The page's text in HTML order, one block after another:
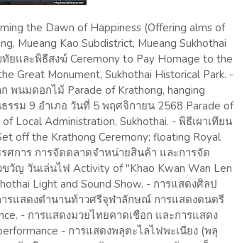
the Dawn of Happiness (Offering alms of
Mueang Kao Subdistrict, Mueang Sukhothai
ยและพิธีสงฆ์ Ceremony to Pay Homage to the
Great Monument, Sukhothai Historical Park. -
นมดอกไม้ Parade of Krathong, hanging
รม 9 อำเภอ วันที่ 5 พฤศจิกายน 2568 Parade of
Local Administration, Sukhothai. - พิธีเผาเทียน
off the Krathong Ceremony; floating Royal
รศการ การจัดตลาดจำหน่ายสินค้า และการจัด
วัญ วันเล่นไฟ Activity of "Khao Kwan Wan Len
Light and Sound Show. - การแสดงศิลป
รแสดงตำนานท้าวศรีจุฬาลักษณ์ การแสดงดนตรี
- การแสดงมวยไทยคาดเชือก และการแสดง
- การแสดงพลุตะไลไฟพะเนียง (พลุ